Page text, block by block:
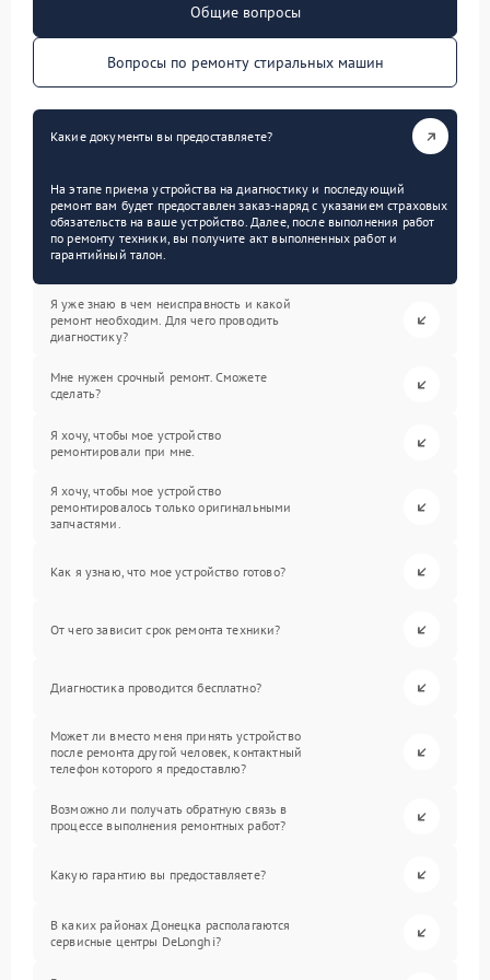
Общие вопросы
Вопросы по ремонту стиральных машин
Какие документы вы предоставляете?
На этапе приема устройства на диагностику и последующий
ремонт вам будет предоставлен заказ-наряд с указанием страховых
обязательств на ваше устройство. Далее, после выполнения работ
по ремонту техники, вы получите акт выполненных работ и
гарантийный талон.
Я уже знаю в чем неисправность и какой
ремонт необходим. Для чего проводить
диагностику?
Мне нужен срочный ремонт. Сможете
сделать?
Я хочу, чтобы мое устройство
ремонтировали при мне.
Я хочу, чтобы мое устройство
ремонтировалось только оригинальными
запчастями.
Как я узнаю, что мое устройство готово?
От чего зависит срок ремонта техники?
Диагностика проводится бесплатно?
Может ли вместо меня принять устройство
после ремонта другой человек, контактный
телефон которого я предоставлю?
Возможно ли получать обратную связь в
процессе выполнения ремонтных работ?
Какую гарантию вы предоставляете?
В каких районах Донецка располагаются
сервисные центры DeLonghi?